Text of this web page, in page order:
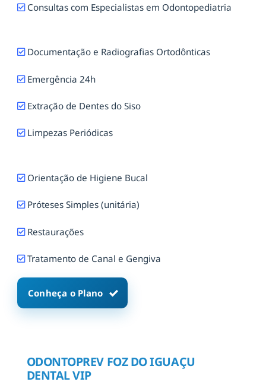
Consultas com Especialistas em Odontopediatria
Documentação e Radiografias Ortodônticas
Emergência 24h
Extração de Dentes do Siso
Limpezas Periódicas
Orientação de Higiene Bucal
Próteses Simples (unitária)
Restaurações
Tratamento de Canal e Gengiva
Conheça o Plano
ODONTOPREV FOZ DO IGUAÇU
DENTAL VIP